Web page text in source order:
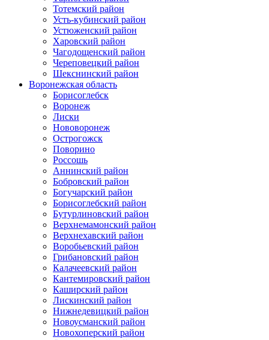
Тотемский район
Усть-кубинский район
Устюженский район
Харовский район
Чагодощенский район
Череповецкий район
Шекснинский район
Воронежская область
Борисоглебск
Воронеж
Лиски
Нововоронеж
Острогожск
Поворино
Россошь
Аннинский район
Бобровский район
Богучарский район
Борисоглебский район
Бутурлиновский район
Верхнемамонский район
Верхнехавский район
Воробьевский район
Грибановский район
Калачеевский район
Кантемировский район
Каширский район
Лискинский район
Нижнедевицкий район
Новоусманский район
Новохоперский район